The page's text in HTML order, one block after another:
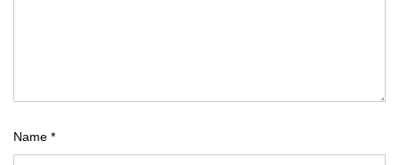
Name *